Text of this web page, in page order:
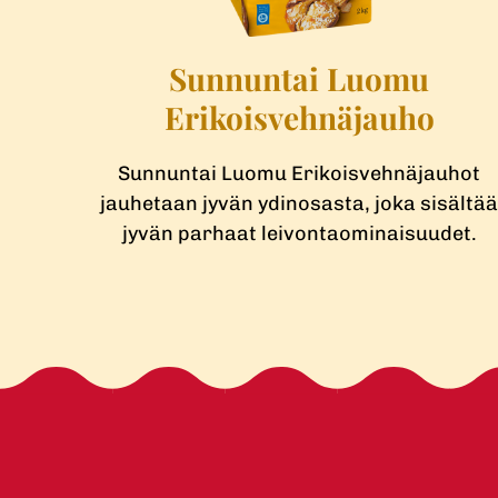
Sunnuntai Luomu
Erikoisveh­näjauho
Sunnuntai Luomu Erikoisvehnäjauhot
jauhetaan jyvän ydinosasta, joka sisältää
jyvän parhaat leivontaominaisuudet.